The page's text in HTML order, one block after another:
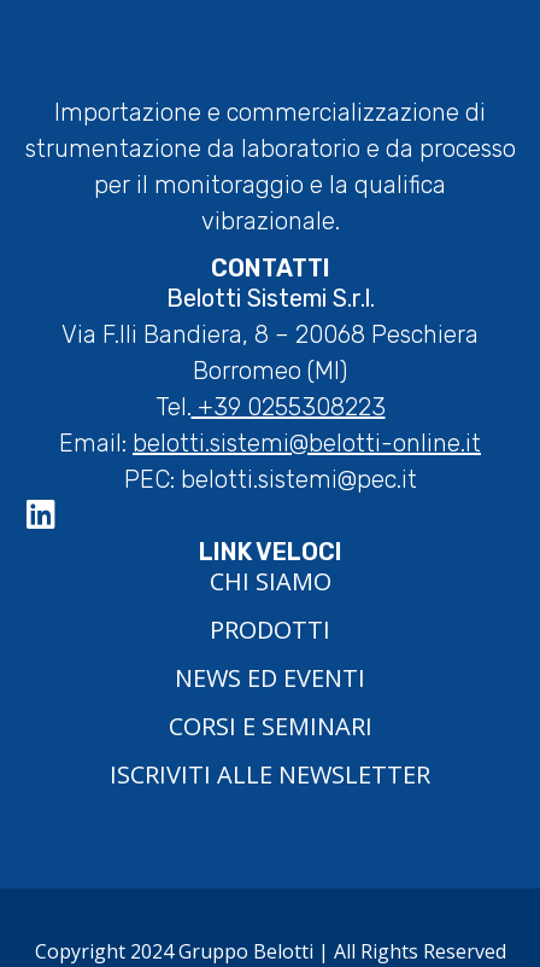
Importazione e commercializzazione di
strumentazione da laboratorio e da processo
per il monitoraggio e la qualifica
vibrazionale.
CONTATTI
Belotti Sistemi S.r.l.
Via F.lli Bandiera, 8 – 20068 Peschiera
Borromeo (MI)
Tel. +39 0255308223
Email: belotti.sistemi@belotti-online.it
PEC: belotti.sistemi@pec.it
LINK VELOCI
CHI SIAMO
PRODOTTI
NEWS ED EVENTI
CORSI E SEMINARI
ISCRIVITI ALLE NEWSLETTER
Copyright 2024 Gruppo Belotti | All Rights Reserved